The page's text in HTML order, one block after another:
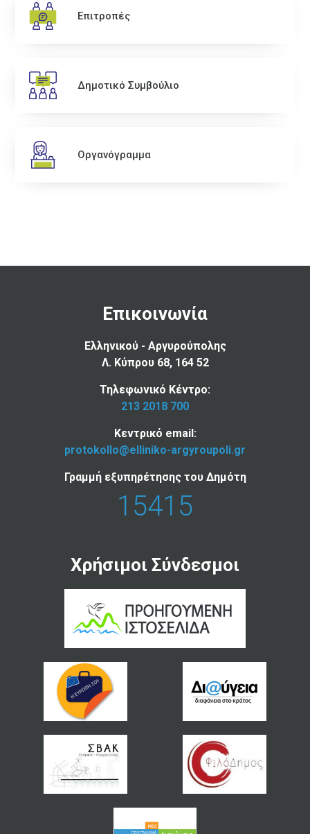
Επιτροπές
Δημοτικό Συμβούλιο
Οργανόγραμμα
Επικοινωνία
Ελληνικού - Αργυρούπολης
Λ. Κύπρου 68, 164 52
Τηλεφωνικό Κέντρο:
213 2018 700
Κεντρικό email:
protokollo@elliniko-argyroupoli.gr
Γραμμή εξυπηρέτησης του Δημότη
15415
Χρήσιμοι Σύνδεσμοι